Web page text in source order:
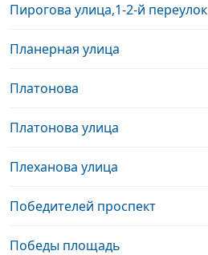
Пирогова улица,1-2-й переулок
Планерная улица
Платонова
Платонова улица
Плеханова улица
Победителей проспект
Победы площадь